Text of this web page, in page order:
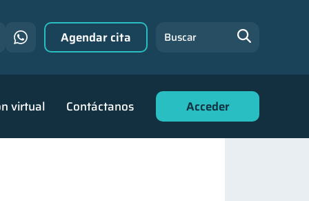
virtual Contáctanos Acceder
Agendar cita Buscar